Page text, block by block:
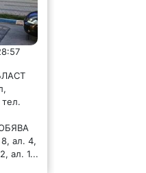
ал. 4,
ал. 1...